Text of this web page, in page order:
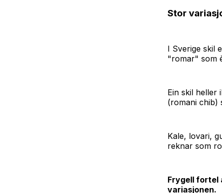
Stor
I Sverige skil
"romar" som
Ein skil heller
(romani chib)
Kale, lovari,
reknar som
Frygell fortel
variasjonen.